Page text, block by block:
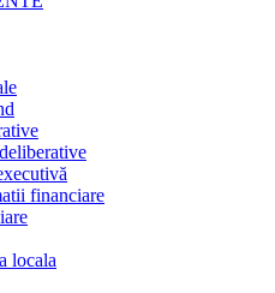
financiare
locala